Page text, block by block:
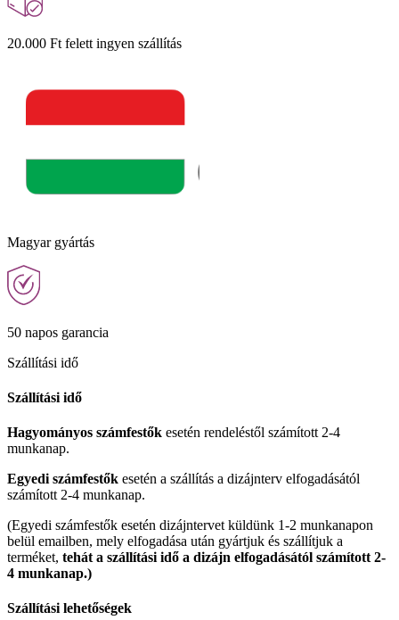
20.000 Ft felett ingyen szállítás
Magyar gyártás
50 napos garancia
Szállítási idő
Szállítási idő
Hagyományos számfestők esetén rendeléstől számított 2-4
munkanap.
Egyedi számfestők esetén a szállítás a dizájnterv elfogadásától
számított 2-4 munkanap.
(Egyedi számfestők esetén dizájntervet küldünk 1-2 munkanapon
belül emailben, mely elfogadása után gyártjuk és szállítjuk a
terméket, tehát a szállítási idő a dizájn elfogadásától számított 2-
4 munkanap.)
Szállítási lehetőségek